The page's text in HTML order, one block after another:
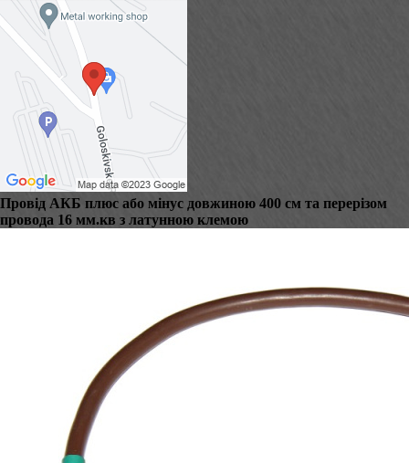
Провід АКБ плюс або мінус довжиною 400 см та перерізом
провода 16 мм.кв з латунною клемою